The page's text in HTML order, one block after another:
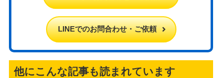
LINEでのお問合わせ・ご依頼
他にこんな記事も読まれています